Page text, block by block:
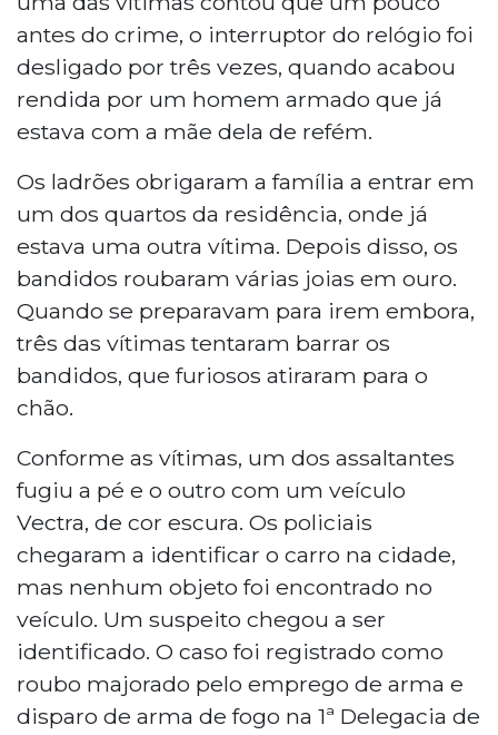
antes do crime, o interruptor do relógio foi
desligado por três vezes, quando acabou
rendida por um homem armado que já
estava com a mãe dela de refém.
Os ladrões obrigaram a família a entrar em
um dos quartos da residência, onde já
estava uma outra vítima. Depois disso, os
bandidos roubaram várias joias em ouro.
Quando se preparavam para irem embora,
três das vítimas tentaram barrar os
bandidos, que furiosos atiraram para o
chão.
Conforme as vítimas, um dos assaltantes
fugiu a pé e o outro com um veículo
Vectra, de cor escura. Os policiais
chegaram a identificar o carro na cidade,
mas nenhum objeto foi encontrado no
veículo. Um suspeito chegou a ser
identificado. O caso foi registrado como
roubo majorado pelo emprego de arma e
disparo de arma de fogo na 1ª Delegacia de